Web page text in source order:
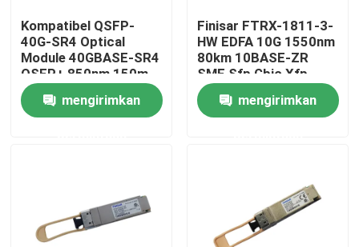
Hubungi kami
Berita
Modul QSFP28 100G
Kompatibel QSFP-
40G-SR4 Optical
Module 40GBASE-SR4
QSFP+ 850nm 150m
MTP/MPO
Transceivermengirimkan
Finisar FTRX-1811-3-
HW EDFA 10G 1550nm
80km 10BASE-ZR
SMF Sfp Gbic Xfp
Qsfp
mengirimkan